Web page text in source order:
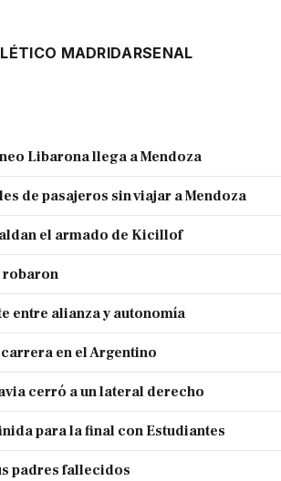
MADRIDARSENAL
Libarona llega a Mendoza
de pasajeros sin viajar a Mendoza
el armado de Kicillof
robaron
entre alianza y autonomía
en el Argentino
cerró a un lateral derecho
para la final con Estudiantes
padres fallecidos